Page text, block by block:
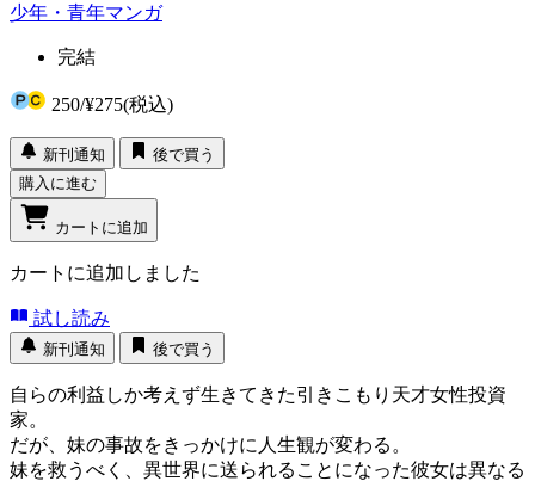
少年・青年マンガ
完結
250/¥275(税込)
新刊通知
後で買う
購入に進む
カートに追加
カートに追加しました
試し読み
新刊通知 後で買う
自らの利益しか考えず生きてきた引きこもり天才女性投資
家。
だが、妹の事故をきっかけに人生観が変わる。
妹を救うべく、異世界に送られることになった彼女は異なる